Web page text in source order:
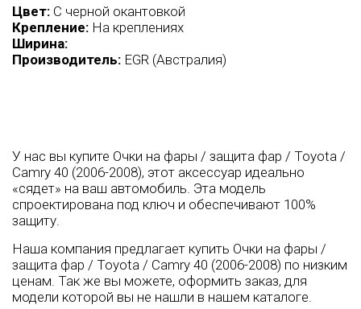
Цвет: C черной окантовкой
Крепление: На креплениях
Ширина:
Производитель: EGR (Австралия)
У нас вы купите Очки на фары / защита фар / Toyota /
Camry 40 (2006-2008), этот аксессуар идеально
«сядет» на ваш автомобиль. Эта модель
спроектирована под ключ и обеспечивают 100%
защиту.
Наша компания предлагает купить Очки на фары /
защита фар / Toyota / Camry 40 (2006-2008) по низким
ценам. Так же вы можете, оформить заказ, для
модели которой вы не нашли в нашем каталоге.